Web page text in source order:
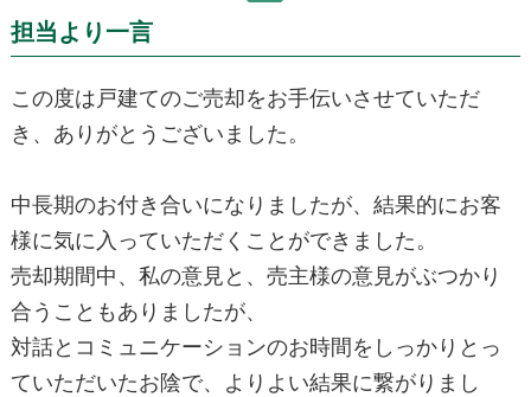
担当より一言
この度は戸建てのご売却をお手伝いさせていただ
き、ありがとうございました。
中長期のお付き合いになりましたが、結果的にお客
様に気に入っていただくことができました。
売却期間中、私の意見と、売主様の意見がぶつかり
合うこともありましたが、
対話とコミュニケーションのお時間をしっかりとっ
ていただいたお陰で、よりよい結果に繋がりまし